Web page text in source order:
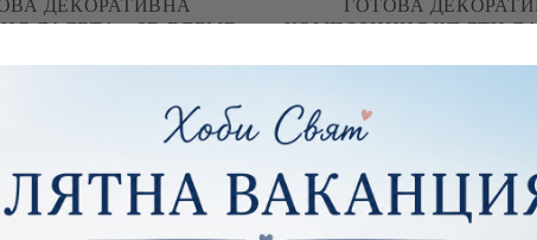
ДЕКОРАТИВНА
ЛАЛЕТА – 3D ЕЛЕМЕНТ
€2.05 4.01лв.
ГОТОВА
КОМПОЗИЦИЯ ЖЪЛТИ
€2.05 4.01лв.